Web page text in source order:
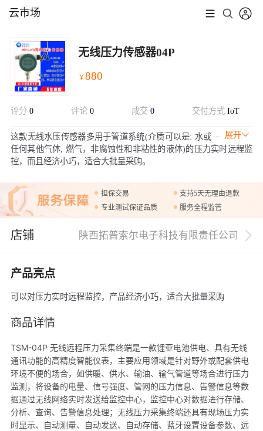
云市场
无线压力传感器04P
￥880
评分 0 评论 0 成交 0 交付方式IoT
展开
这款无线水压传感器多用于管道系统(介质可以是: 水或
任何其他气体, 燃气，非腐蚀性和非粘性的液体)的压力实时远程监
控，而且经济小巧，适合大批量采购。
担保交易
支持5天无理由退款
专业测试保证品质
服务全程监管
店铺 陕西拓普索尔电子科技有限责任公司
产品亮点
可以对压力实时远程监控，产品经济小巧，适合大批量采购
商品详情
TSM-04P 无线远程压力采集终端是一款锂亚电池供电、具有无线
通讯功能的高精度智能仪表，主要应用领域是针对野外或配套供电
环境不便的场合，如供暖、供水、输油、输气管道等场合进行压力
监测，将设备的电量、信号强度、管网的压力信息、告警信息等数
据通过无线网络实时发送给监控中心，监控中心对数据进行存储、
分析、查询、告警信息处理；无线压力采集终端还具有现场压力实
时显示、自动测量、自动发送、自动存储、蓝牙设置设备参数、远